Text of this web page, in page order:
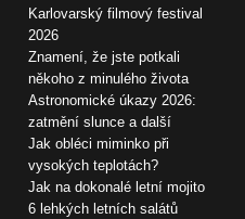
Karlovarský filmový festival
2026
Znamení, že jste potkali
někoho z minulého života
Astronomické úkazy 2026:
zatmění slunce a další
Jak obléci miminko při
vysokých teplotách?
Jak na dokonalé letní mojito
6 lehkých letních salátů